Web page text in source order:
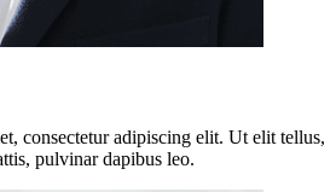
consectetur adipiscing elit. Ut elit tellus,
pulvinar dapibus leo.